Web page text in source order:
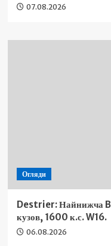
07.08.2026
Огляди
Destrier: Найнижча
кузов, 1600 к.с. W16.
06.08.2026